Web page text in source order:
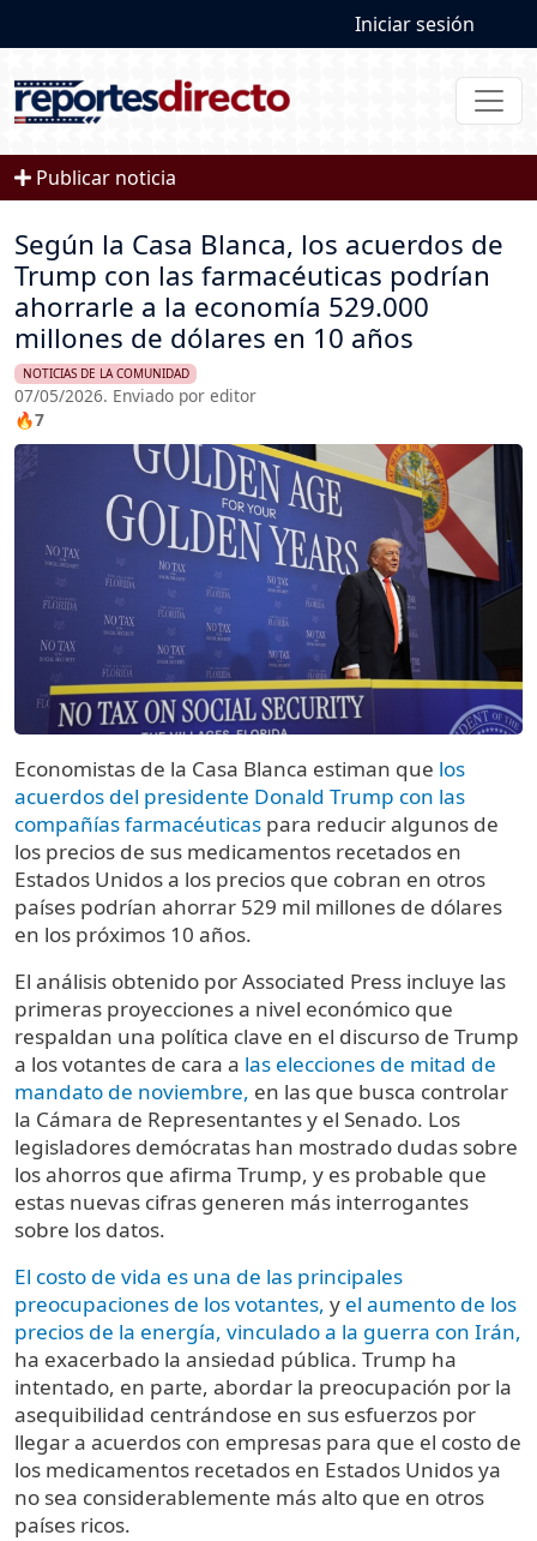
User
Iniciar sesión
Publicar noticia
Según la Casa Blanca, los acuerdos de
Trump con las farmacéuticas podrían
ahorrarle a la economía 529.000
millones de dólares en 10 años
NOTICIAS DE LA COMUNIDAD
07/05/2026. Enviado por editor
🔥7
Imagen
Economistas de la Casa Blanca estiman que los
acuerdos del presidente Donald Trump con las
compañías farmacéuticas para reducir algunos de
los precios de sus medicamentos recetados en
Estados Unidos a los precios que cobran en otros
países podrían ahorrar 529 mil millones de dólares
en los próximos 10 años.
El análisis obtenido por Associated Press incluye las
primeras proyecciones a nivel económico que
respaldan una política clave en el discurso de Trump
a los votantes de cara a las elecciones de mitad de
mandato de noviembre, en las que busca controlar
la Cámara de Representantes y el Senado. Los
legisladores demócratas han mostrado dudas sobre
los ahorros que afirma Trump, y es probable que
estas nuevas cifras generen más interrogantes
sobre los datos.
El costo de vida es una de las principales
preocupaciones de los votantes, y el aumento de los
precios de la energía, vinculado a la guerra con Irán,
ha exacerbado la ansiedad pública. Trump ha
intentado, en parte, abordar la preocupación por la
asequibilidad centrándose en sus esfuerzos por
llegar a acuerdos con empresas para que el costo de
los medicamentos recetados en Estados Unidos ya
no sea considerablemente más alto que en otros
países ricos.